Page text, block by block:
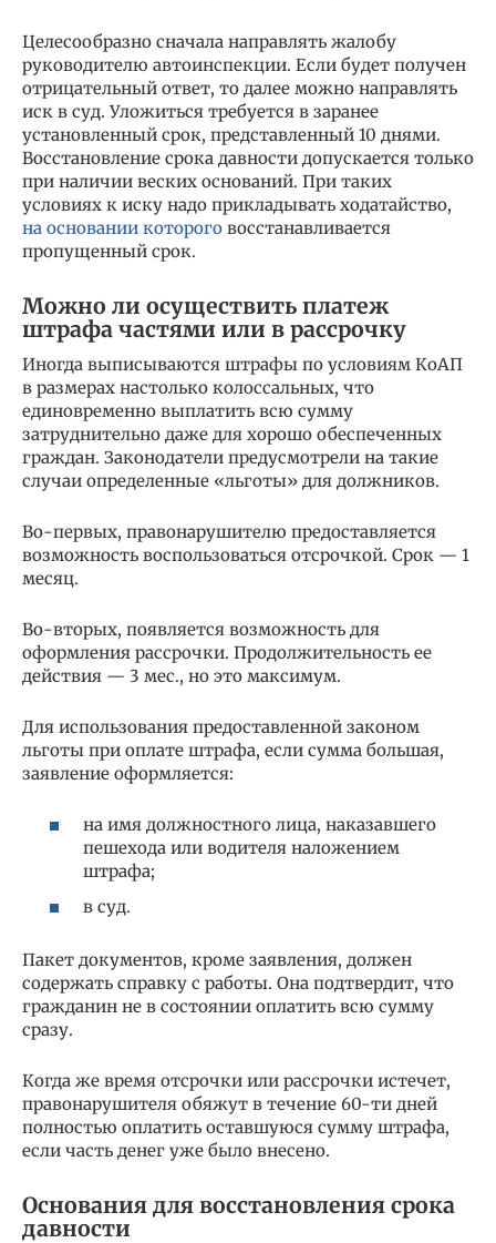
Целесообразно сначала направлять жалобу
руководителю автоинспекции. Если будет получен
отрицательный ответ, то далее можно направлять
иск в суд. Уложиться требуется в заранее
установленный срок, представленный 10 днями.
Восстановление срока давности допускается только
при наличии веских оснований. При таких
условиях к иску надо прикладывать ходатайство,
на основании которого восстанавливается
пропущенный срок.
Можно ли осуществить платеж
штрафа частями или в рассрочку
Иногда выписываются штрафы по условиям КоАП
в размерах настолько колоссальных, что
единовременно выплатить всю сумму
затруднительно даже для хорошо обеспеченных
граждан. Законодатели предусмотрели на такие
случаи определенные «льготы» для должников.
Во-первых, правонарушителю предоставляется
возможность воспользоваться отсрочкой. Срок — 1
месяц.
Во-вторых, появляется возможность для
оформления рассрочки. Продолжительность ее
действия — 3 мес., но это максимум.
Для использования предоставленной законом
льготы при оплате штрафа, если сумма большая,
заявление оформляется:
на имя должностного лица, наказавшего
пешехода или водителя наложением
штрафа;
в суд.
Пакет документов, кроме заявления, должен
содержать справку с работы. Она подтвердит, что
гражданин не в состоянии оплатить всю сумму
сразу.
Когда же время отсрочки или рассрочки истечет,
правонарушителя обяжут в течение 60-ти дней
полностью оплатить оставшуюся сумму штрафа,
если часть денег уже было внесено.
Основания для восстановления срока
давности